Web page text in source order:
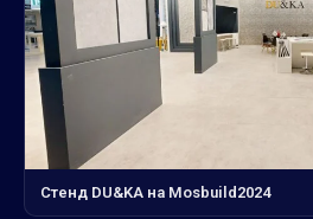
Стенд DU&KA на Mosbuild2024